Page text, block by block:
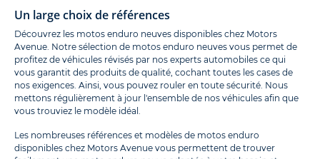
Un large choix de références
Découvrez les motos enduro neuves disponibles chez Motors
Avenue. Notre sélection de motos enduro neuves vous permet de
profitez de véhicules révisés par nos experts automobiles ce qui
vous garantit des produits de qualité, cochant toutes les cases de
nos exigences. Ainsi, vous pouvez rouler en toute sécurité. Nous
mettons régulièrement à jour l'ensemble de nos véhicules afin que
vous trouviez le modèle idéal.
Les nombreuses références et modèles de motos enduro
disponibles chez Motors Avenue vous permettent de trouver